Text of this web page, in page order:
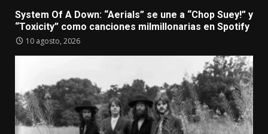
System Of A Down: “Aerials” se une a “Chop Suey!” y
“Toxicity” como canciones milmillonarias en Spotify
10 agosto, 2026